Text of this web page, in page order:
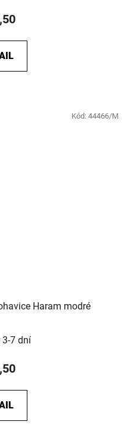
Haram modré
3-7 dní
Kód: 44466/M